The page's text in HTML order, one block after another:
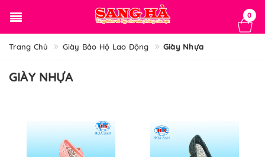
0
Trang Chủ Giày Bảo Hộ Lao Động Giày Nhựa
GIÀY NHỰA